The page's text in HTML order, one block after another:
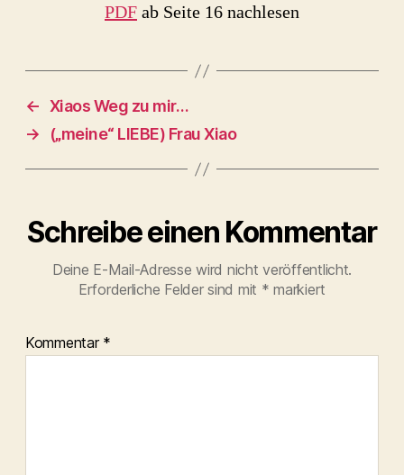
PDF ab Seite 16 nachlesen
← Xiaos Weg zu mir…
→
(„meine“ LIEBE) Frau Xiao
Schreibe einen Kommentar
Deine E-Mail-Adresse wird nicht veröffentlicht.
Erforderliche Felder sind mit * markiert
Kommentar *